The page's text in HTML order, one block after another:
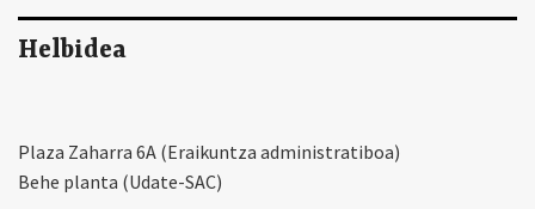
Helbidea
Plaza Zaharra 6A (Eraikuntza administratiboa)
Behe planta (Udate-SAC)